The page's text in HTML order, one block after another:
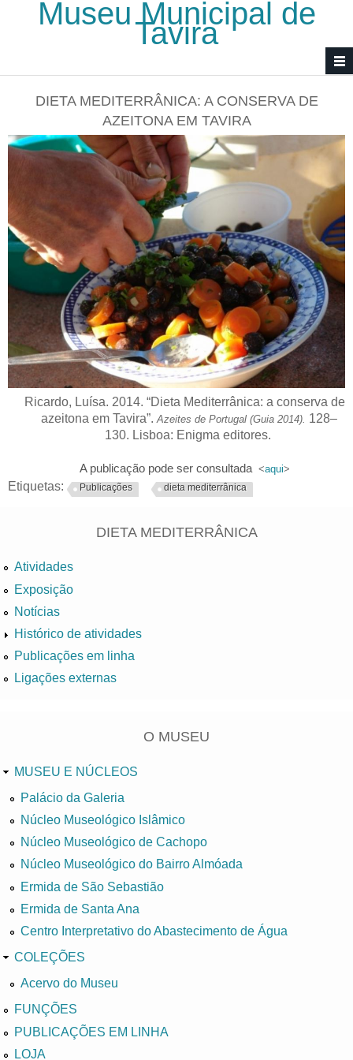
Passar para o conteúdo principal
Museu Municipal de
Tavira
DIETA MEDITERRÂNICA: A CONSERVA DE
AZEITONA EM TAVIRA
Ricardo, Luísa. 2014. “Dieta Mediterrânica: a conserva de
azeitona em Tavira”. Azeites de Portugal (Guia 2014). 128–
130. Lisboa: Enigma editores.
A publicação pode ser consultada <aqui>
Etiquetas: Publicações dieta mediterrânica
DIETA MEDITERRÂNICA
Atividades
Exposição
Notícias
Histórico de atividades
Publicações em linha
Ligações externas
O MUSEU
MUSEU E NÚCLEOS
Palácio da Galeria
Núcleo Museológico Islâmico
Núcleo Museológico de Cachopo
Núcleo Museológico do Bairro Almóada
Ermida de São Sebastião
Ermida de Santa Ana
Centro Interpretativo do Abastecimento de Água
COLEÇÕES
Acervo do Museu
FUNÇÕES
PUBLICAÇÕES EM LINHA
LOJA